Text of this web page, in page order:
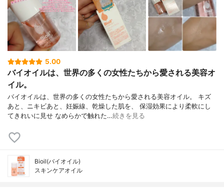
5.00
バイオイルは、世界の多くの女性たちから愛される美容オ
イル。
バイオイルは、世界の多くの女性たちから愛される美容オイル。 キズ
あと、ニキビあと、妊娠線、乾燥した肌を、 保湿効果により柔軟にし
てきれいに見せ なめらかで触れた…続きを見る
Bioil(バイオイル)
スキンケアオイル